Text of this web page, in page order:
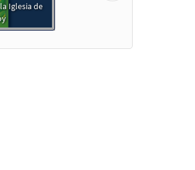
Iglesia de